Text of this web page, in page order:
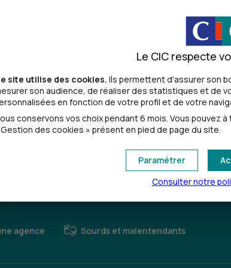
jusqu'à 17h00
Toutes les
agence Sourds et malentendants
Le CIC respecte
site utilise des cookies. Ils permettent d'assurer son
son audience, de réaliser des statistiques et de
en fonction de votre profil et de votre
conservons vos choix pendant 6 mois. Vous pouvez
Gestion des cookies » présent en pied de page du site.
Paramétrer
Consulter notre